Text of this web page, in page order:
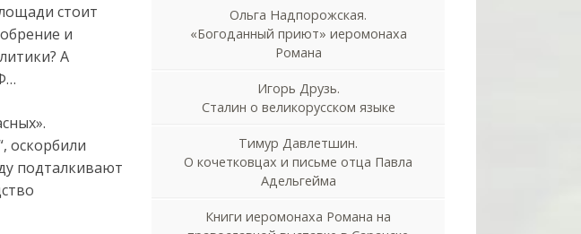
стоит
и
А
оскорбили
подталкивают
Ольга Надпорожская.
«Богоданный приют» иеромонаха
Романа
Игорь Друзь.
Сталин о великорусском языке
Тимур Давлетшин.
О кочетковцах и письме отца Павла
Адельгейма
Книги иеромонаха Романа на